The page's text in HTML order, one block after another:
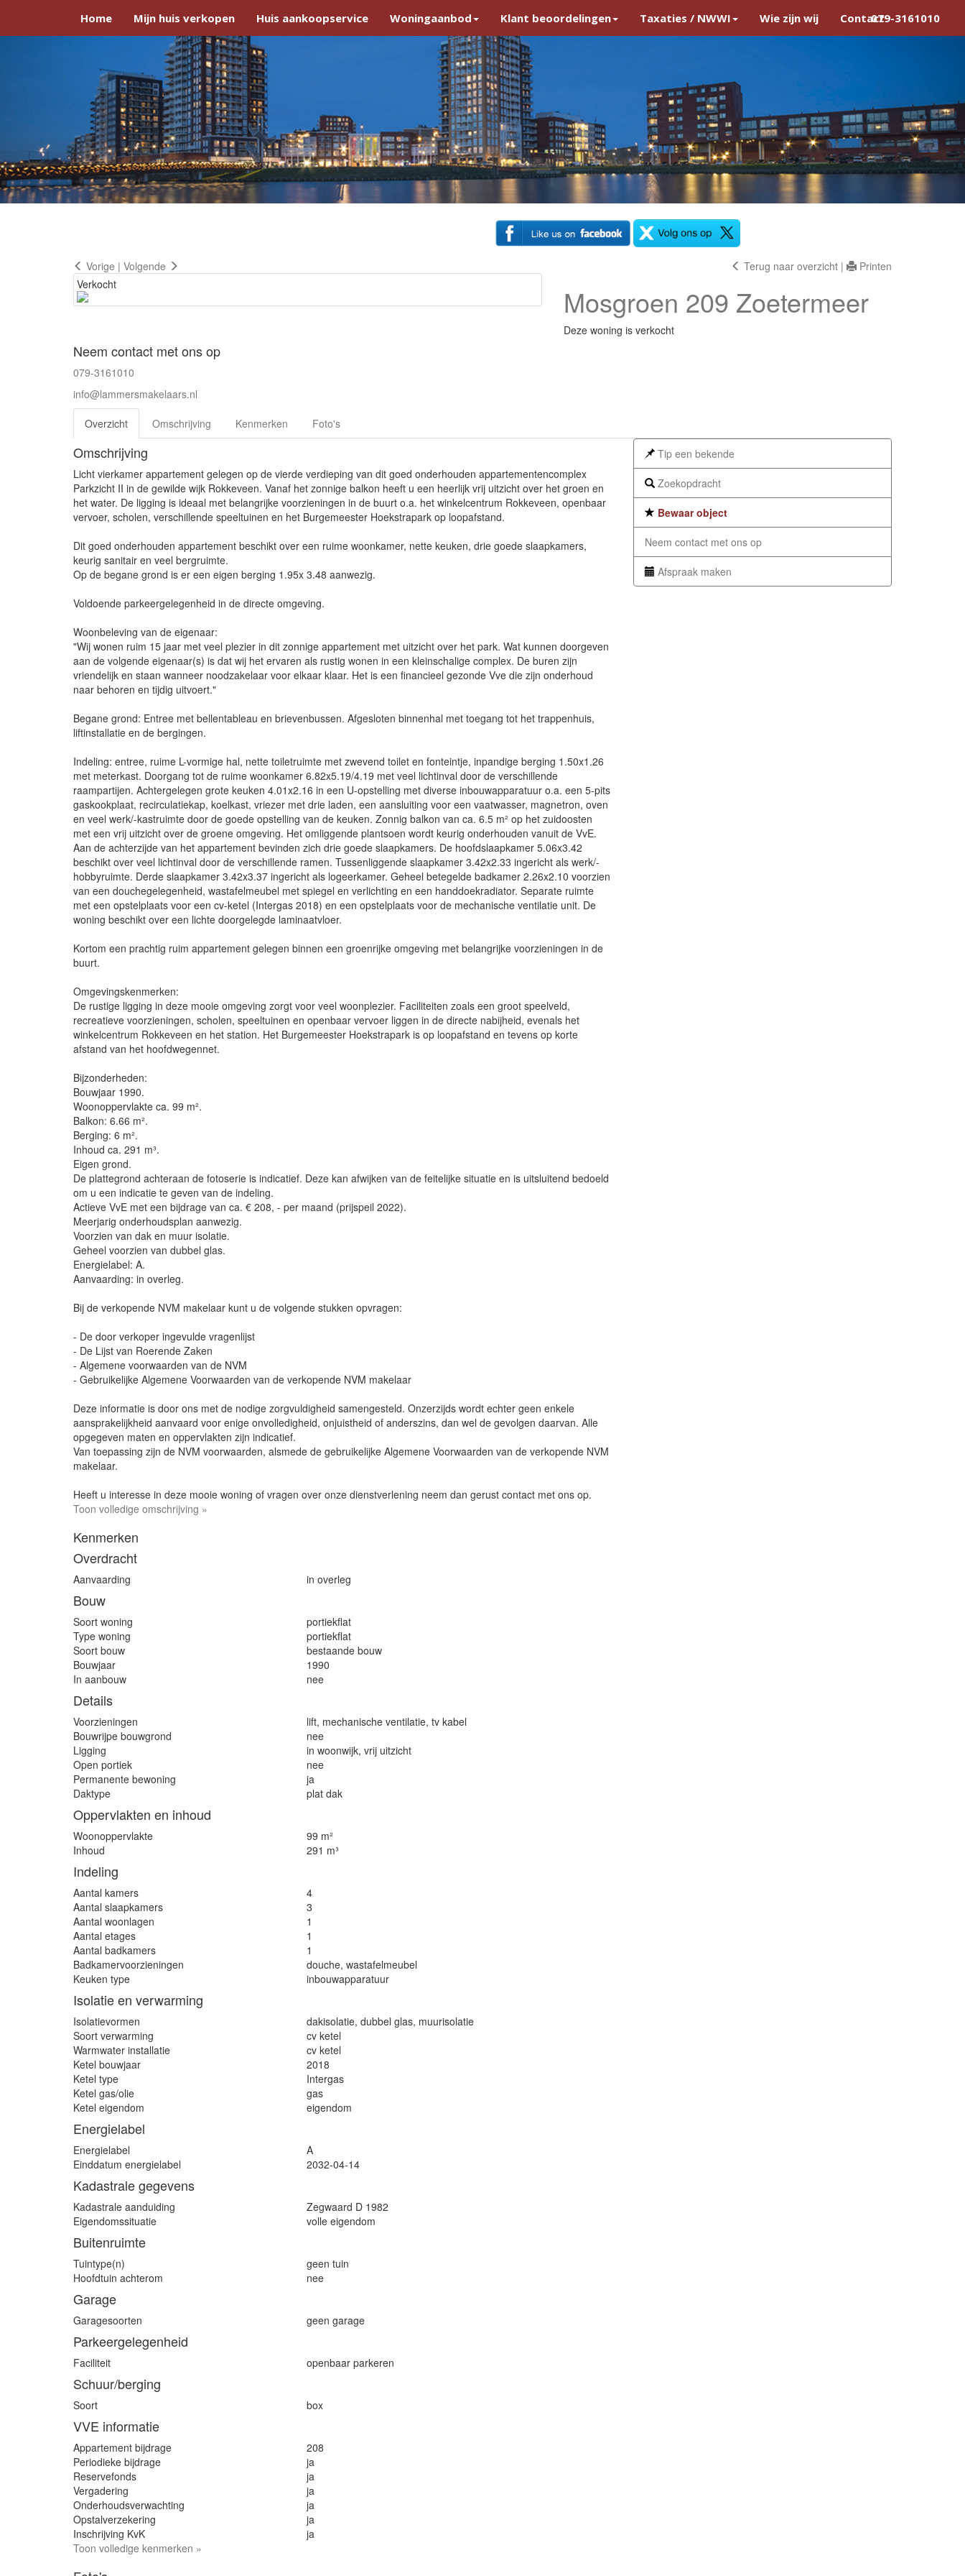
Home Mijn huis verkopen Huis aankoopservice Woningaanbod Klant beoordelingen Taxaties / NWWI Wie zijn wij Contact079-3161010
Vorige | Volgende Terug naar overzicht |
Printen
Verkocht
Mosgroen 209 Zoetermeer
Deze woning is verkocht
Neem contact met ons op
079-3161010
info@lammersmakelaars.nl
Overzicht Omschrijving Kenmerken Foto's
Omschrijving
Licht vierkamer appartement gelegen op de vierde verdieping van dit goed onderhouden appartementencomplex
Parkzicht II in de gewilde wijk Rokkeveen. Vanaf het zonnige balkon heeft u een heerlijk vrij uitzicht over het groen en
het water. De ligging is ideaal met belangrijke voorzieningen in de buurt o.a. het winkelcentrum Rokkeveen, openbaar
vervoer, scholen, verschillende speeltuinen en het Burgemeester Hoekstrapark op loopafstand.
Dit goed onderhouden appartement beschikt over een ruime woonkamer, nette keuken, drie goede slaapkamers,
keurig sanitair en veel bergruimte.
Op de begane grond is er een eigen berging 1.95x 3.48 aanwezig.
Voldoende parkeergelegenheid in de directe omgeving.
Woonbeleving van de eigenaar:
"Wij wonen ruim 15 jaar met veel plezier in dit zonnige appartement met uitzicht over het park. Wat kunnen doorgeven
aan de volgende eigenaar(s) is dat wij het ervaren als rustig wonen in een kleinschalige complex. De buren zijn
vriendelijk en staan wanneer noodzakelaar voor elkaar klaar. Het is een financieel gezonde Vve die zijn onderhoud
naar behoren en tijdig uitvoert."
Begane grond: Entree met bellentableau en brievenbussen. Afgesloten binnenhal met toegang tot het trappenhuis,
liftinstallatie en de bergingen.
Indeling: entree, ruime L-vormige hal, nette toiletruimte met zwevend toilet en fonteintje, inpandige berging 1.50x1.26
met meterkast. Doorgang tot de ruime woonkamer 6.82x5.19/4.19 met veel lichtinval door de verschillende
raampartijen. Achtergelegen grote keuken 4.01x2.16 in een U-opstelling met diverse inbouwapparatuur o.a. een 5-pits
gaskookplaat, recirculatiekap, koelkast, vriezer met drie laden, een aansluiting voor een vaatwasser, magnetron, oven
en veel werk/-kastruimte door de goede opstelling van de keuken. Zonnig balkon van ca. 6.5 m² op het zuidoosten
met een vrij uitzicht over de groene omgeving. Het omliggende plantsoen wordt keurig onderhouden vanuit de VvE.
Aan de achterzijde van het appartement bevinden zich drie goede slaapkamers. De hoofdslaapkamer 5.06x3.42
beschikt over veel lichtinval door de verschillende ramen. Tussenliggende slaapkamer 3.42x2.33 ingericht als werk/-
hobbyruimte. Derde slaapkamer 3.42x3.37 ingericht als logeerkamer. Geheel betegelde badkamer 2.26x2.10 voorzien
van een douchegelegenheid, wastafelmeubel met spiegel en verlichting en een handdoekradiator. Separate ruimte
met een opstelplaats voor een cv-ketel (Intergas 2018) en een opstelplaats voor de mechanische ventilatie unit. De
woning beschikt over een lichte doorgelegde laminaatvloer.
Kortom een prachtig ruim appartement gelegen binnen een groenrijke omgeving met belangrijke voorzieningen in de
buurt.
Omgevingskenmerken:
De rustige ligging in deze mooie omgeving zorgt voor veel woonplezier. Faciliteiten zoals een groot speelveld,
recreatieve voorzieningen, scholen, speeltuinen en openbaar vervoer liggen in de directe nabijheid, evenals het
winkelcentrum Rokkeveen en het station. Het Burgemeester Hoekstrapark is op loopafstand en tevens op korte
afstand van het hoofdwegennet.
Bijzonderheden:
Bouwjaar 1990.
Woonoppervlakte ca. 99 m².
Balkon: 6.66 m².
Berging: 6 m².
Inhoud ca. 291 m³.
Eigen grond.
De plattegrond achteraan de fotoserie is indicatief. Deze kan afwijken van de feitelijke situatie en is uitsluitend bedoeld
om u een indicatie te geven van de indeling.
Actieve VvE met een bijdrage van ca. € 208, - per maand (prijspeil 2022).
Meerjarig onderhoudsplan aanwezig.
Voorzien van dak en muur isolatie.
Geheel voorzien van dubbel glas.
Energielabel: A.
Aanvaarding: in overleg.
Bij de verkopende NVM makelaar kunt u de volgende stukken opvragen:
- De door verkoper ingevulde vragenlijst
- De Lijst van Roerende Zaken
- Algemene voorwaarden van de NVM
- Gebruikelijke Algemene Voorwaarden van de verkopende NVM makelaar
Deze informatie is door ons met de nodige zorgvuldigheid samengesteld. Onzerzijds wordt echter geen enkele
aansprakelijkheid aanvaard voor enige onvolledigheid, onjuistheid of anderszins, dan wel de gevolgen daarvan. Alle
opgegeven maten en oppervlakten zijn indicatief.
Van toepassing zijn de NVM voorwaarden, alsmede de gebruikelijke Algemene Voorwaarden van de verkopende NVM
makelaar.
Heeft u interesse in deze mooie woning of vragen over onze dienstverlening neem dan gerust contact met ons op.
Toon volledige omschrijving »
Kenmerken
Overdracht
Aanvaarding in overleg
Bouw
Soort woning
portiekflat
Type woning
portiekflat
Soort bouw
bestaande bouw
Bouwjaar
1990
In aanbouw
nee
Details
Voorzieningen
lift, mechanische ventilatie, tv kabel
Bouwrijpe bouwgrond
nee
Ligging
in woonwijk, vrij uitzicht
Open portiek
nee
Permanente bewoning
ja
Daktype
plat dak
Oppervlakten en inhoud
Woonoppervlakte
99 m²
Inhoud
291 m³
Indeling
Aantal kamers
4
Aantal slaapkamers
3
Aantal woonlagen
1
Aantal etages
1
Aantal badkamers
1
Badkamervoorzieningen
douche, wastafelmeubel
Keuken type
inbouwapparatuur
Isolatie en verwarming
Isolatievormen
dakisolatie, dubbel glas, muurisolatie
Soort verwarming
cv ketel
Warmwater installatie
cv ketel
Ketel bouwjaar
2018
Ketel type
Intergas
Ketel gas/olie
gas
Ketel eigendom
eigendom
Energielabel
Energielabel
A
Einddatum energielabel
2032-04-14
Kadastrale gegevens
Kadastrale aanduiding
Zegwaard D 1982
Eigendomssituatie
volle eigendom
Buitenruimte
Tuintype(n)
geen tuin
Hoofdtuin achterom
nee
Garage
Garagesoorten geen garage
Parkeergelegenheid
Faciliteit openbaar parkeren
Schuur/berging
Soort box
VVE informatie
Appartement bijdrage
208
Periodieke bijdrage
ja
Reservefonds
ja
Vergadering
ja
Onderhoudsverwachting
ja
Opstalverzekering
ja
Inschrijving KvK
ja
Toon volledige kenmerken »
Tip een bekende
Zoekopdracht
Bewaar object
Neem contact met ons op
Afspraak maken